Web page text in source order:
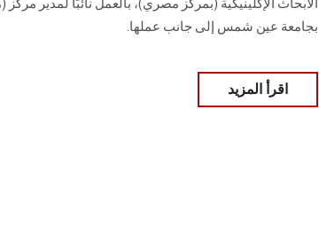
الأبحاث الإكلينيكية (بمركز مصري)، بالعمل نائبًا لمدير
بجامعة عين شمس إلى جانب عملها.
اقرأ المزيد